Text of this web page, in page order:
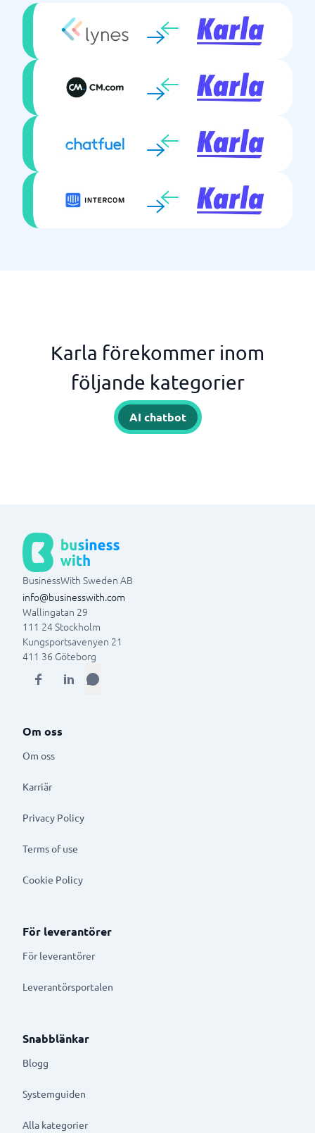
Karla förekommer inom
följande kategorier
AI chatbot
BusinessWith Sweden AB
info@businesswith.com
Wallingatan 29
111 24Stockholm
Kungsportsavenyen 21
411 36 Göteborg
Om oss
Om oss
Karriär
Privacy Policy
Terms of use
Cookie Policy
För leverantörer
För leverantörer
Leverantörsportalen
Snabblänkar
Blogg
Systemguiden
Alla kategorier